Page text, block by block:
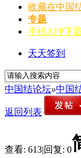
收藏在中国
专题
手机APP下
天天签到
中国结论坛»中国
返回列表
查看: 613|回复: 0